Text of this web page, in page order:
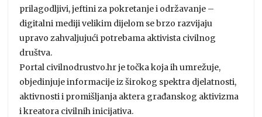
prilagodljivi, jeftini za pokretanje i održavanje –
digitalni mediji velikim dijelom se brzo razvijaju
upravo zahvaljujući potrebama aktivista civilnog
društva.
Portal civilnodrustvo.hr je točka koja ih umrežuje,
objedinjuje informacije iz širokog spektra djelatnosti,
aktivnosti i promišljanja aktera građanskog aktivizma
i kreatora civilnih inicijativa.